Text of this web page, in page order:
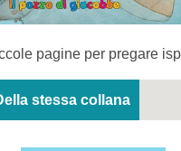
pagine per pregare
stessa collana